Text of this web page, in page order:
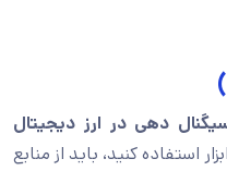
سیگنال دهی در ارز دیجیتال
استفا‌ده کنید، باید از منابع